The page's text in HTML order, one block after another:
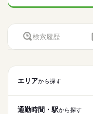
検索履歴
エリアから探す
通勤時間・駅から探す